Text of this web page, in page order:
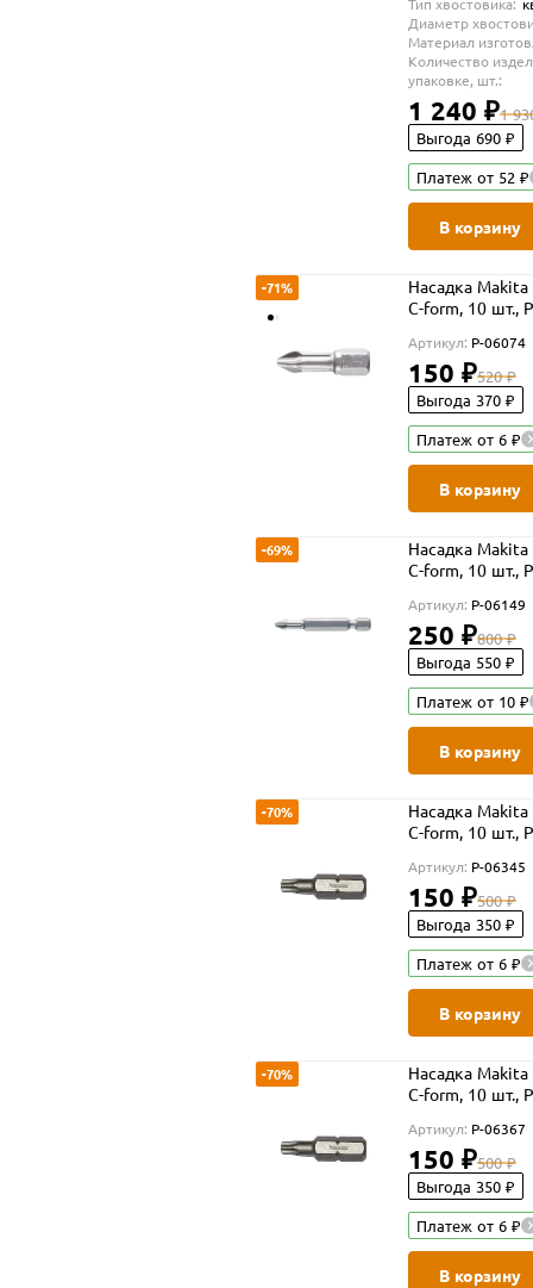
Диаметр
Материал
Количество
упаковке, шт.:
1 240 ₽1
Выгода 690 ₽
Платеж от 52 ₽
В корзину
-71%
Насадка
C-form, 10 шт.,
Артикул: P-06074
150 ₽520 ₽
Выгода 370 ₽
Платеж от 6 ₽
В корзину
-69%
Насадка
C-form, 10 шт.,
Артикул: P-06149
250 ₽800 ₽
Выгода 550 ₽
Платеж от 10 ₽
В корзину
-70%
Насадка
C-form, 10 шт.,
Артикул: P-06345
150 ₽500 ₽
Выгода 350 ₽
Платеж от 6 ₽
В корзину
-70%
Насадка
C-form, 10 шт.,
Артикул: P-06367
150 ₽500 ₽
Выгода 350 ₽
Платеж от 6 ₽
В корзину